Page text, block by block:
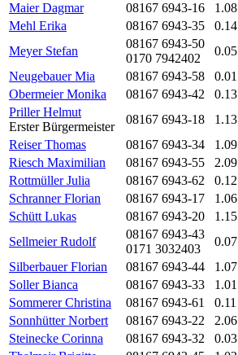
Maier Dagmar
08167 6943-16 1.08
Mehl Erika
08167 6943-35 0.14
Meyer Stefan
08167 6943-50
0170 7942402
0.05
Neugebauer Mia
08167 6943-58 0.01
Obermeier Monika
08167 6943-42 0.13
Priller Helmut
Erster Bürgermeister
08167 6943-18 1.13
Reiser Thomas
08167 6943-34 1.09
Riesch Maximilian
08167 6943-55 2.09
Rottmüller Julia
08167 6943-62 0.12
Schranner Florian
08167 6943-17 1.06
Schütt Lukas
08167 6943-20 1.15
Sellmeier Rudolf
08167 6943-43
0171 3032403
0.07
Silberbauer Florian
08167 6943-44 1.07
Soller Bianca
08167 6943-33 1.01
Sommerer Christina
08167 6943-61 0.11
Sonnhütter Norbert
08167 6943-22 2.06
Steinecke Corinna
08167 6943-32 0.03